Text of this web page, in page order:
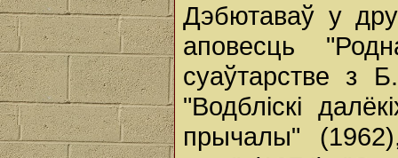
Дэбютаваў у
аповесць
суаўтарстве з
"Водбліскі
прычалы"